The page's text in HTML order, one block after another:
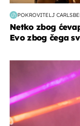
POKROVITELJ
Netko zbog
Evo zbog čega